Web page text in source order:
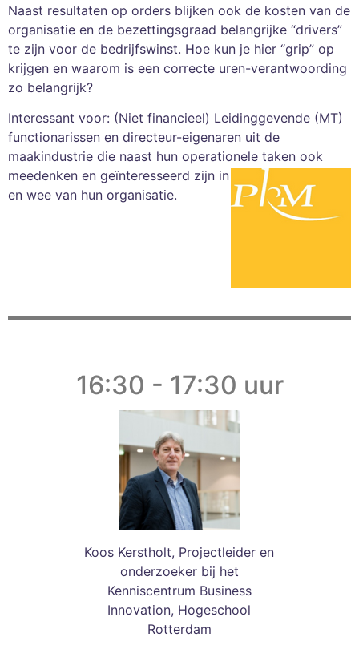
Naast resultaten op orders blijken ook de kosten van de
organisatie en de bezettingsgraad belangrijke “drivers”
te zijn voor de bedrijfswinst. Hoe kun je hier “grip” op
krijgen en waarom is een correcte uren-verantwoording
zo belangrijk?
Interessant voor: (Niet financieel) Leidinggevende (MT)
functionarissen en directeur-eigenaren uit de
maakindustrie die naast hun operationele taken ook
meedenken en geïnteresseerd zijn in het financiële wel
en wee van hun organisatie.
16:30 - 17:30 uur
Koos Kerstholt, Projectleider en
onderzoeker bij het
Kenniscentrum Business
Innovation, Hogeschool
Rotterdam